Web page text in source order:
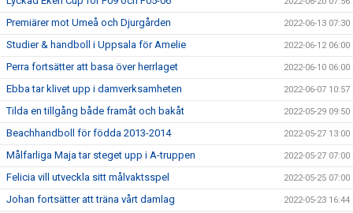
Premiärer mot Umeå och Djurgården 2022-06-13 07:30
Studier & handboll i Uppsala för Amelie 2022-06-12 06:00
Perra fortsätter att basa över herrlaget 2022-06-10 06:00
Ebba tar klivet upp i damverksamheten 2022-06-07 10:57
Tilda en tillgång både framåt och bakåt 2022-05-29 09:50
Beachhandboll för födda 2013-2014 2022-05-27 13:00
Målfarliga Maja tar steget upp i A-truppen 2022-05-27 07:00
Felicia vill utveckla sitt målvaktsspel 2022-05-25 07:00
Johan fortsätter att träna vårt damlag 2022-05-23 16:44